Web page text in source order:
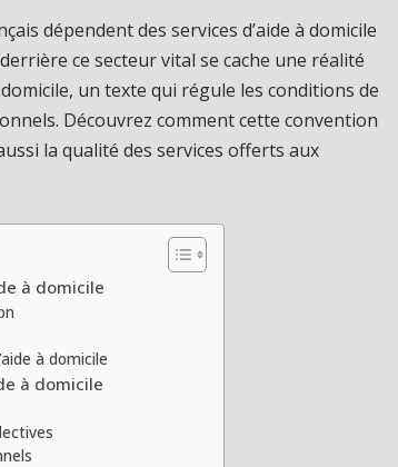
dépendent des services d’aide à domicile
ce secteur vital se cache une réalité
un texte qui régule les conditions de
Découvrez comment cette convention
la qualité des services offerts aux
à domicile
à domicile
à domicile